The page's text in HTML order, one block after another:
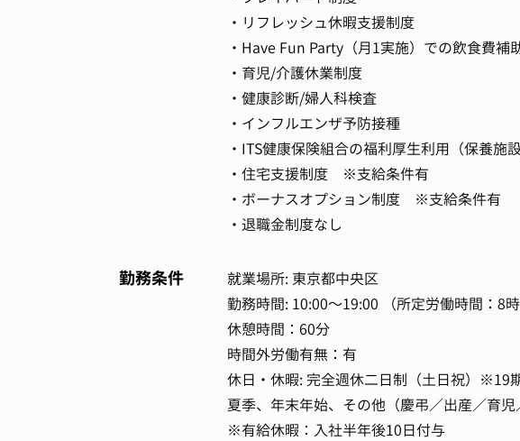
・リフレッシュ休暇支援制度
・Have Fun Party（月1実施）での飲食費補
・育児/介護休業制度
・健康診断/婦人科検査
・インフルエンザ予防接種
・ITS健康保険組合の福利厚生利用（保養施
・住宅支援制度 ※支給条件有
・ボーナスオプション制度 ※支給条件有
・退職金制度なし
勤務条件
就業場所: 東京都中央区
勤務時間: 10:00～19:00 （所定労働時間：8時
休憩時間：60分
時間外労働有無：有
休日・休暇: 完全週休二日制（土日祝）※19
夏季、年末年始、その他（慶弔／出産／育児
※有給休暇：入社半年後10日付与